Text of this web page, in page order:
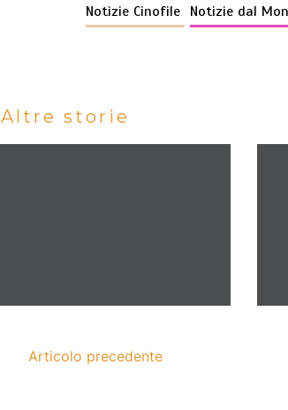
Notizie Cinofile Notizie dal
Altre storie
Articolo precedente